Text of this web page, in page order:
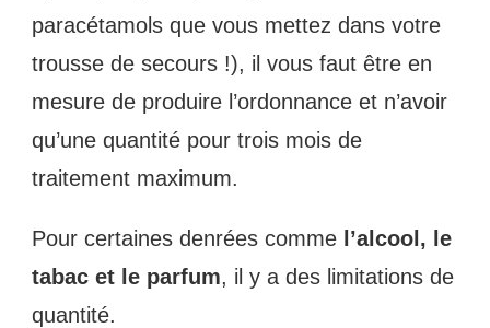
paracétamols que vous mettez dans votre
trousse de secours !), il vous faut être en
mesure de produire l’ordonnance et n’avoir
qu’une quantité pour trois mois de
traitement maximum.
Pour certaines denrées comme l’alcool, le
tabac et le parfum, il y a des limitations de
quantité.